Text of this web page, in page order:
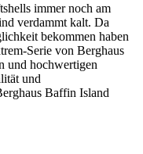
immer noch am
verdammt kalt. Da
bekommen haben
Serie von Berghaus
und hochwertigen
und
Baffin Island